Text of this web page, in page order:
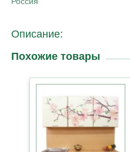
Описание:
Похожие товары